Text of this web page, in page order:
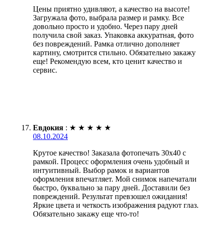
Цены приятно удивляют, а качество на высоте!
Загружала фото, выбрала размер и рамку. Все
довольно просто и удобно. Через пару дней
получила свой заказ. Упаковка аккуратная, фото
без повреждений. Рамка отлично дополняет
картину, смотрится стильно. Обязательно закажу
еще! Рекомендую всем, кто ценит качество и
сервис.
Евдокия : ★ ★ ★ ★ ★
08.10.2024
Крутое качество! Заказала фотопечать 30х40 с
рамкой. Процесс оформления очень удобный и
интуитивный. Выбор рамок и вариантов
оформления впечатляет. Мой снимок напечатали
быстро, буквально за пару дней. Доставили без
повреждений. Результат превзошел ожидания!
Яркие цвета и четкость изображения радуют глаз.
Обязательно закажу еще что-то!